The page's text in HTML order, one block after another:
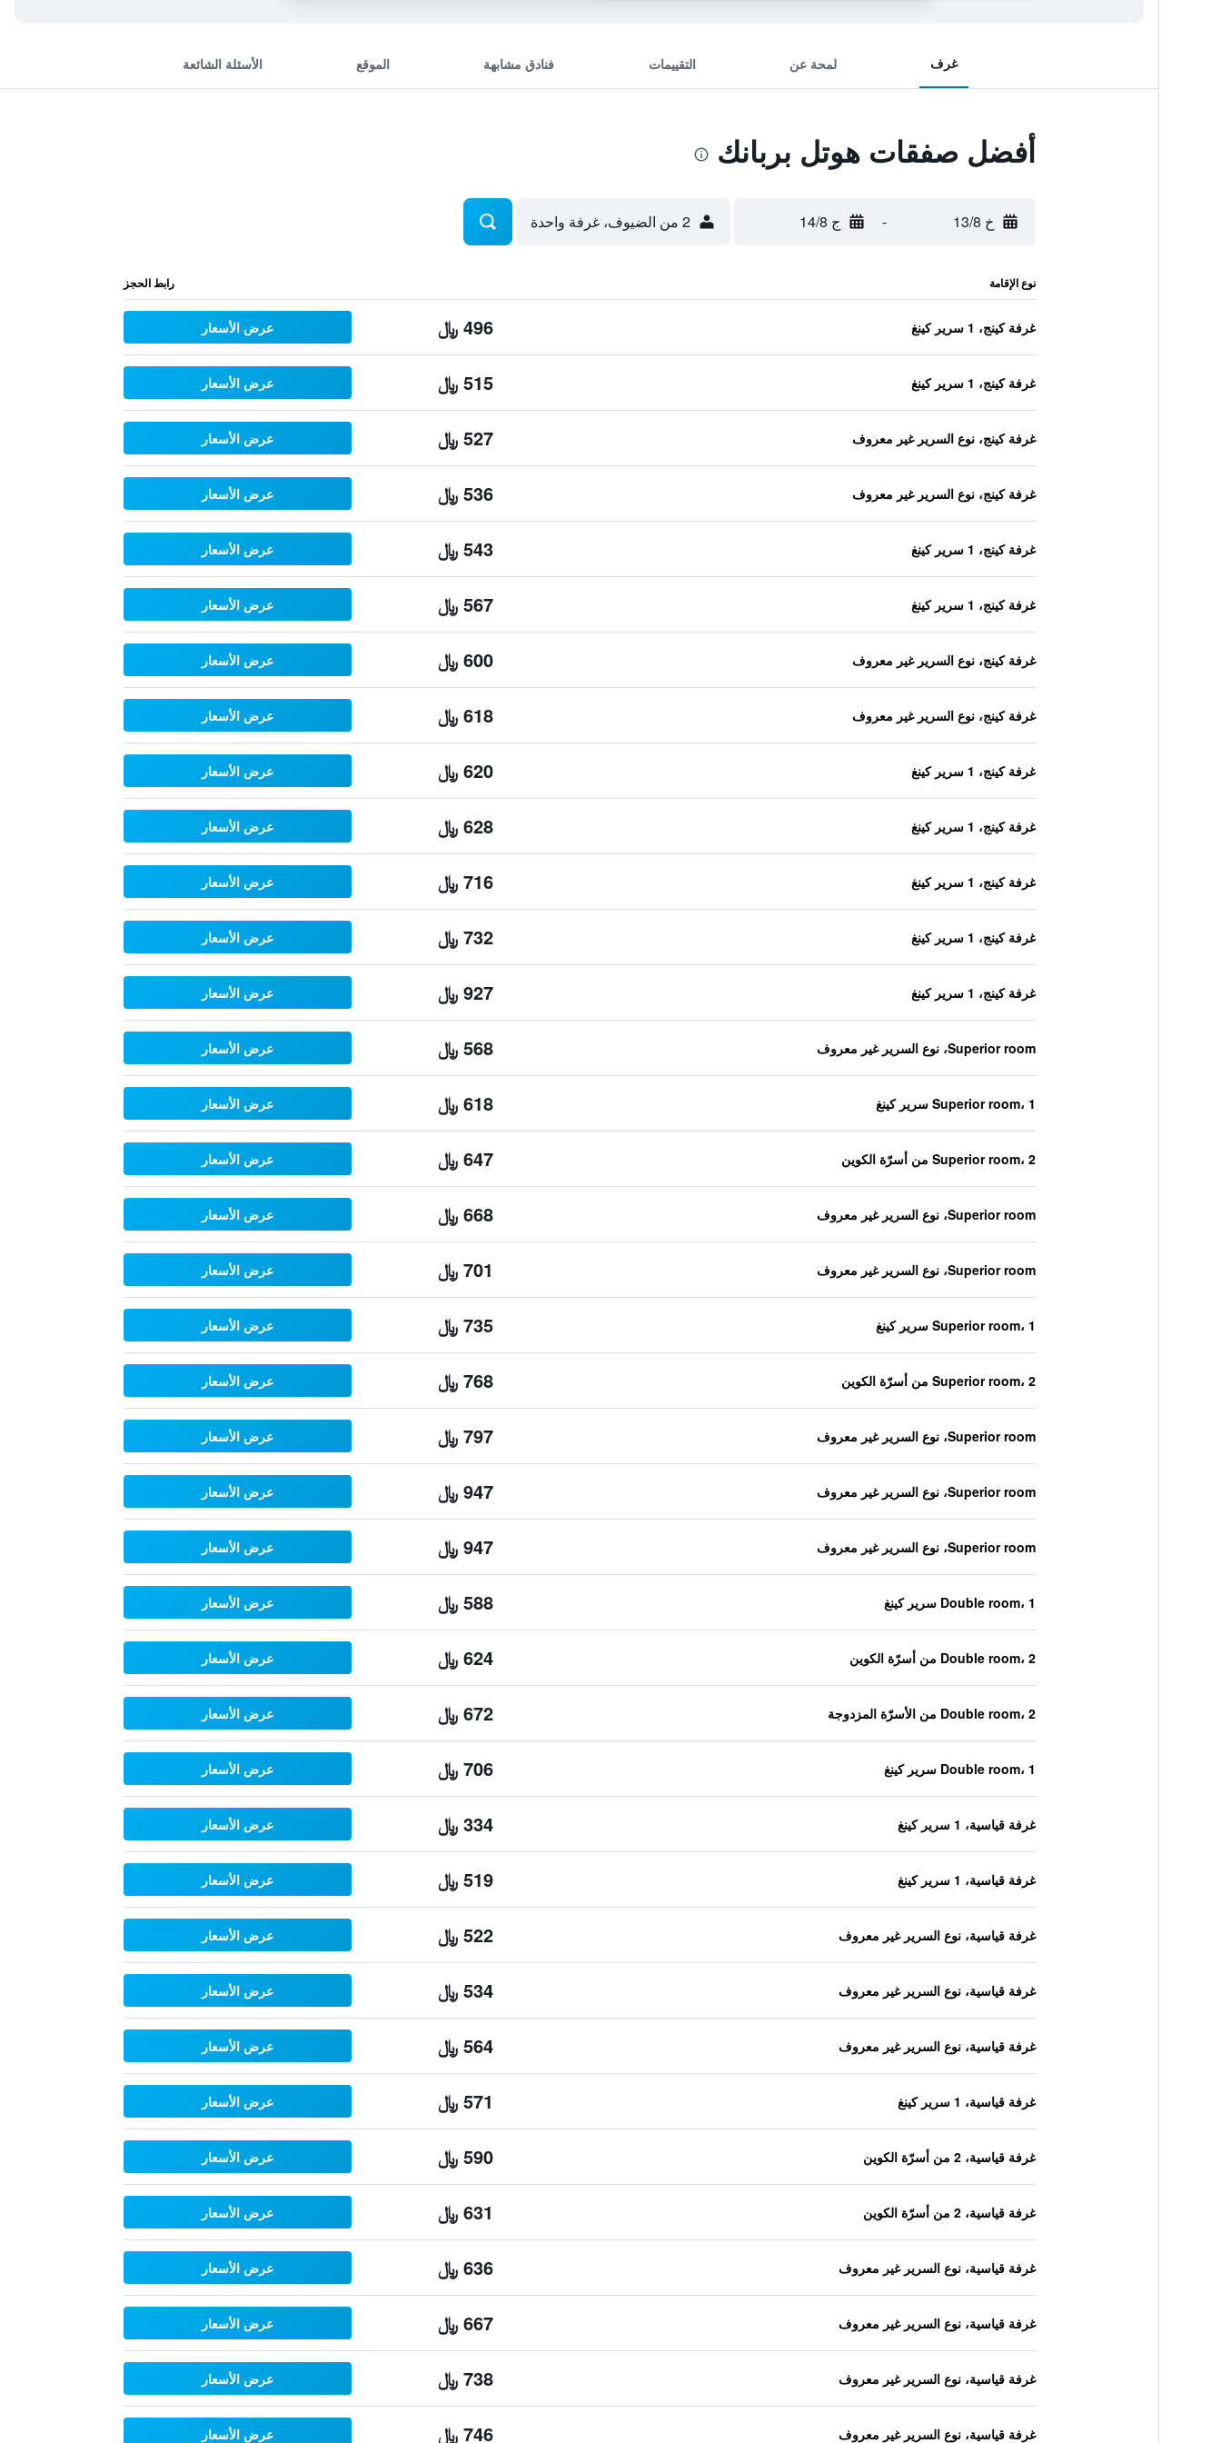
غرف لمحة عن التقييمات فنادق مشابهة الموقع الأسئلة الشائعة
أفضل صفقات هوتل بربانك
خ 13/8 - ج 14/8 2 من الضيوف، غرفة واحدة
نوع الإقامة رابط الحجز
غرفة كينج، 1 سرير كينغ 496 ﷼ عرض الأسعار
غرفة كينج، 1 سرير كينغ 515 ﷼ عرض الأسعار
غرفة كينج، نوع السرير غير معروف 527 ﷼ عرض الأسعار
غرفة كينج، نوع السرير غير معروف 536 ﷼ عرض الأسعار
غرفة كينج، 1 سرير كينغ 543 ﷼ عرض الأسعار
غرفة كينج، 1 سرير كينغ 567 ﷼ عرض الأسعار
غرفة كينج، نوع السرير غير معروف 600 ﷼ عرض الأسعار
غرفة كينج، نوع السرير غير معروف 618 ﷼ عرض الأسعار
غرفة كينج، 1 سرير كينغ 620 ﷼ عرض الأسعار
غرفة كينج، 1 سرير كينغ 628 ﷼ عرض الأسعار
غرفة كينج، 1 سرير كينغ 716 ﷼ عرض الأسعار
غرفة كينج، 1 سرير كينغ 732 ﷼ عرض الأسعار
غرفة كينج، 1 سرير كينغ 927 ﷼ عرض الأسعار
Superior room، نوع السرير غير معروف 568 ﷼ عرض الأسعار
Superior room، 1 سرير كينغ 618 ﷼ عرض الأسعار
Superior room، 2 من أسرّة الكوين 647 ﷼ عرض الأسعار
Superior room، نوع السرير غير معروف 668 ﷼ عرض الأسعار
Superior room، نوع السرير غير معروف 701 ﷼ عرض الأسعار
Superior room، 1 سرير كينغ 735 ﷼ عرض الأسعار
Superior room، 2 من أسرّة الكوين 768 ﷼ عرض الأسعار
Superior room، نوع السرير غير معروف 797 ﷼ عرض الأسعار
Superior room، نوع السرير غير معروف 947 ﷼ عرض الأسعار
Superior room، نوع السرير غير معروف 947 ﷼ عرض الأسعار
Double room، 1 سرير كينغ 588 ﷼ عرض الأسعار
Double room، 2 من أسرّة الكوين 624 ﷼ عرض الأسعار
Double room، 2 من الأسرّة المزدوجة 672 ﷼ عرض الأسعار
Double room، 1 سرير كينغ 706 ﷼ عرض الأسعار
غرفة قياسية، 1 سرير كينغ 334 ﷼ عرض الأسعار
غرفة قياسية، 1 سرير كينغ 519 ﷼ عرض الأسعار
غرفة قياسية، نوع السرير غير معروف 522 ﷼ عرض الأسعار
غرفة قياسية، نوع السرير غير معروف 534 ﷼ عرض الأسعار
غرفة قياسية، نوع السرير غير معروف 564 ﷼ عرض الأسعار
غرفة قياسية، 1 سرير كينغ 571 ﷼ عرض الأسعار
غرفة قياسية، 2 من أسرّة الكوين 590 ﷼ عرض الأسعار
غرفة قياسية، 2 من أسرّة الكوين 631 ﷼ عرض الأسعار
غرفة قياسية، نوع السرير غير معروف 636 ﷼ عرض الأسعار
غرفة قياسية، نوع السرير غير معروف 667 ﷼ عرض الأسعار
غرفة قياسية، نوع السرير غير معروف 738 ﷼ عرض الأسعار
غرفة قياسية، نوع السرير غير معروف 746 ﷼ عرض الأسعار